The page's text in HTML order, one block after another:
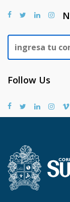
Follow Us